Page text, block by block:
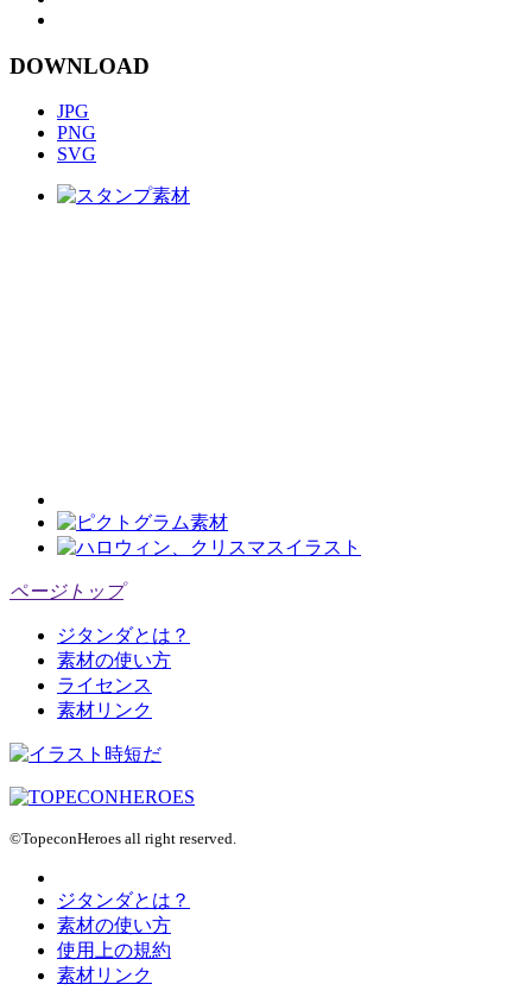
DOWNLOAD
JPG
PNG
SVG
ページトップ
ジタンダとは？
素材の使い方
ライセンス
素材リンク
©TopeconHeroes all right reserved.
ジタンダとは？
素材の使い方
使用上の規約
素材リンク